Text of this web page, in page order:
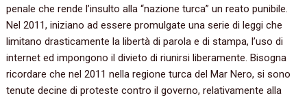
penale che rende l’insulto alla‭ “‬nazione turca‭” ‬un reato punibile.‭
‬Nel‭ ‬2011,‭ ‬iniziano ad essere promulgate una serie di leggi che
limitano drasticamente la libertà di parola e di stampa,‭ ‬l’uso di
internet ed impongono il divieto di riunirsi liberamente.‭ ‬Bisogna
ricordare che nel‭ ‬2011‭ ‬nella regione turca del Mar Nero,‭ ‬si sono
tenute decine di proteste contro il governo,‭ ‬relativamente alla